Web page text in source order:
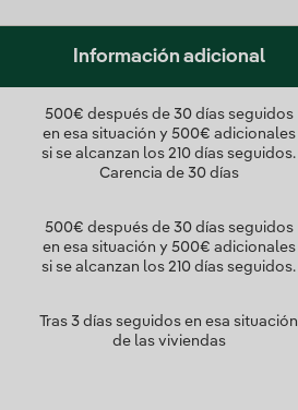
Información adicional
500€ después de 30 días seguidos
en esa situación y 500€ adicionales
si se alcanzan los 210 días seguidos.
Carencia de 30 días
500€ después de 30 días seguidos
en esa situación y 500€ adicionales
si se alcanzan los 210 días seguidos.
Tras 3 días seguidos en esa situación
de las viviendas